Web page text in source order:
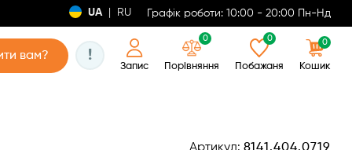
UA RU Графік роботи: 10:00 - 20:00 Пн-Нд
вам? !
Запис
0
Порівняння
0
Побажаня
0
Кошик